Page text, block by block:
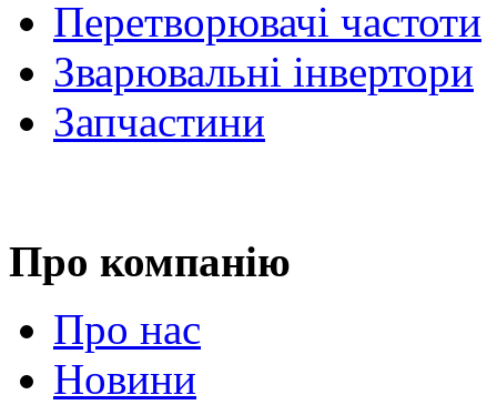
Перетворювачі частоти
Зварювальні інвертори
Запчастини
Про компанію
Про нас
Новини